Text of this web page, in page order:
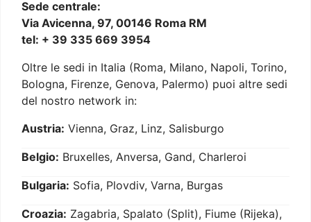
Sede centrale:
Via Avicenna, 97, 00146 Roma RM
tel: + 39 335 669 3954
Oltre le sedi in Italia (Roma, Milano, Napoli, Torino,
Bologna, Firenze, Genova, Palermo) puoi altre sedi
del nostro network in:
Austria: Vienna, Graz, Linz, Salisburgo
Belgio: Bruxelles, Anversa, Gand, Charleroi
Bulgaria: Sofia, Plovdiv, Varna, Burgas
Croazia: Zagabria, Spalato (Split), Fiume (Rijeka),